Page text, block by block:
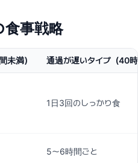
食事戦略
未満） 通過が遅いタイプ（40
1日3回のしっかり食
5〜6時間ごと